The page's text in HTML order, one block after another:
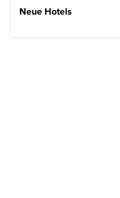
Neue Hotels